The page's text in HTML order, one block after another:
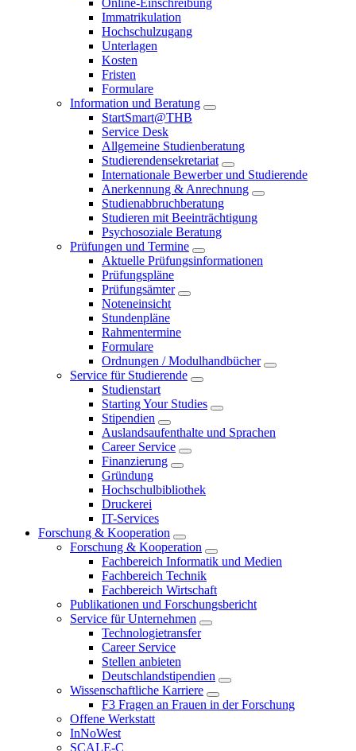
Online-Einschreibung
Immatrikulation
Hochschulzugang
Unterlagen
Kosten
Fristen
Formulare
Information und Beratung
StartSmart@THB
Service Desk
Allgemeine Studienberatung
Studierendensekretariat
Internationale Bewerber und Studierende
Anerkennung & Anrechnung
Studienabbruchberatung
Studieren mit Beeinträchtigung
Psychosoziale Beratung
Prüfungen und Termine
Aktuelle Prüfungsinformationen
Prüfungspläne
Prüfungsämter
Noteneinsicht
Stundenpläne
Rahmentermine
Formulare
Ordnungen / Modulhandbücher
Service für Studierende
Studienstart
Starting Your Studies
Stipendien
Auslandsaufenthalte und Sprachen
Career Service
Finanzierung
Gründung
Hochschulbibliothek
Druckerei
IT-Services
Forschung & Kooperation
Forschung & Kooperation
Fachbereich Informatik und Medien
Fachbereich Technik
Fachbereich Wirtschaft
Publikationen und Forschungsbericht
Service für Unternehmen
Technologietransfer
Career Service
Stellen anbieten
Deutschlandstipendien
Wissenschaftliche Karriere
F3 Fragen an Frauen in der Forschung
Offene Werkstatt
InNoWest
SCALE-C